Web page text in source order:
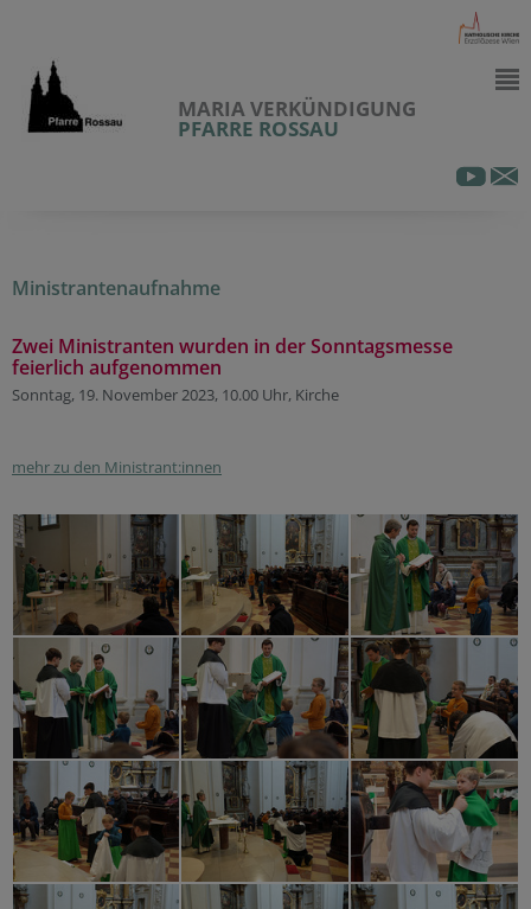
MARIA VERKÜNDIGUNG
PFARRE ROSSAU
Ministrantenaufnahme
Zwei Ministranten wurden in der Sonntagsmesse
feierlich aufgenommen
Sonntag, 19. November 2023, 10.00 Uhr, Kirche
mehr zu den Ministrant:innen